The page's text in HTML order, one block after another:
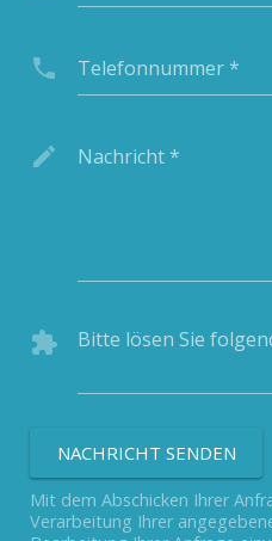
Telefonnummer*
Nachricht*
Bitte lösen Sie
NACHRICHT SENDEN
Mit dem Abschicken Ihrer
Verarbeitung Ihrer